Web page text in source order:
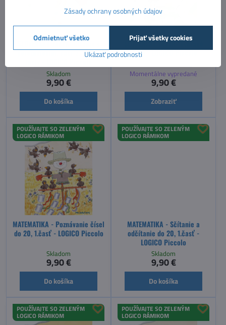
SLOVENSKÝ JAZYK- Čítanie s
porozumením, časť 2. Vety a
Skladom
9,90 €
Do košíka
SLOVENSKÝ JAZYK- Vybrané
slová - LOGICO Piccolo
Momentálne vypredané
9,90 €
Zobraziť
POUŽÍVAJTE SO ZELENÝM
LOGICO RÁMIKOM
MATEMATIKA - Poznávanie čísel
do 20, 1.časť - LOGICO Piccolo
Skladom
9,90 €
Do košíka
POUŽÍVAJTE SO ZELENÝM
LOGICO RÁMIKOM
MATEMATIKA - Sčítanie a
odčítanie do 20, 1.časť -
LOGICO Piccolo
Skladom
9,90 €
Do košíka
POUŽÍVAJTE SO ZELENÝM
LOGICO RÁMIKOM
POUŽÍVAJTE SO ZELENÝM
LOGICO RÁMIKOM
Zásady ochrany osobných údajov
Ukázať podrobnosti
Prijať všetky cookies
Odmietnuť všetko